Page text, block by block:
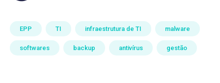
EPP TI infraestrutura de TI malware
softwares backup antivírus gestão